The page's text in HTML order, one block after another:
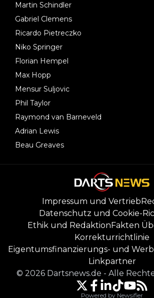
Martin Schindler
Gabriel Clemens
Ricardo Pietreczko
Niko Springer
Florian Hempel
Max Hopp
Mensur Suljovic
Phil Taylor
Raymond van Barneveld
Adrian Lewis
Beau Greaves
Impressum und Vertrieb
Datenschutz und Cookie-
Ethik und RedaktionFakten
Korrekturrichtlinie
Eigentumsfinanzierungs- und
Linkpartner
© 2026 Dartsnews.de - Alle
Powered by Newsifier